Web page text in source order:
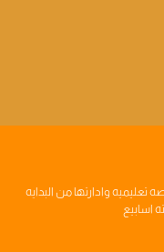
تعليميه وادارتها من البدايه
اسابيع